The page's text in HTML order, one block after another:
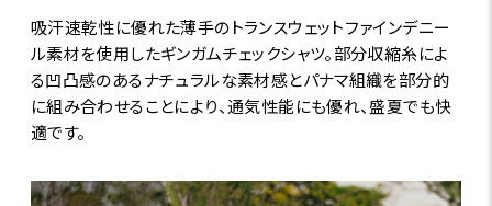
吸汗速乾性に優れた薄手のトランスウェットファインデニー
ル素材を使用したギンガムチェックシャツ。部分収縮糸によ
る凹凸感のあるナチュラルな素材感とパナマ組織を部分的
に組み合わせることにより、通気性能にも優れ、盛夏でも快
適です。